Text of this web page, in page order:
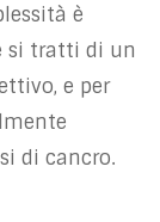
è
si tratti di un
e per
di cancro.